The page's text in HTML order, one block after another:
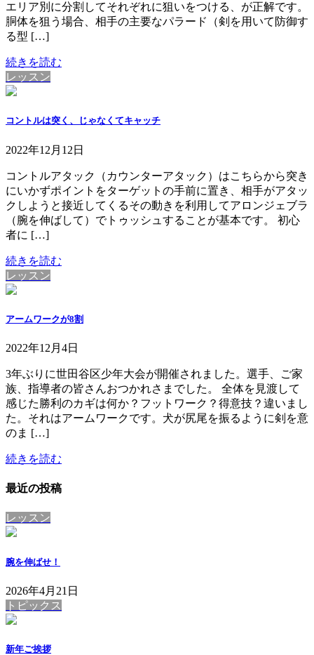
エリア別に分割してそれぞれに狙いをつける、が正解です。
胴体を狙う場合、相手の主要なパラード（剣を用いて防御す
る型 […]
続きを読む
レッスン
コントルは突く、じゃなくてキャッチ
2022年12月12日
コントルアタック（カウンターアタック）はこちらから突き
にいかずポイントをターゲットの手前に置き、相手がアタッ
クしようと接近してくるその動きを利用してアロンジェブラ
（腕を伸ばして）でトゥッシュすることが基本です。 初心
者に […]
続きを読む
レッスン
アームワークが8割
2022年12月4日
3年ぶりに世田谷区少年大会が開催されました。選手、ご家
族、指導者の皆さんおつかれさまでした。 全体を見渡して
感じた勝利のカギは何か？フットワーク？得意技？違いまし
た。それはアームワークです。犬が尻尾を振るように剣を意
のま […]
続きを読む
最近の投稿
レッスン
腕を伸ばせ！
2026年4月21日
トピックス
新年ご挨拶